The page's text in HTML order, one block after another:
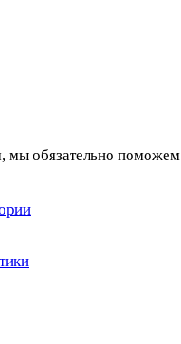
мы обязательно поможем